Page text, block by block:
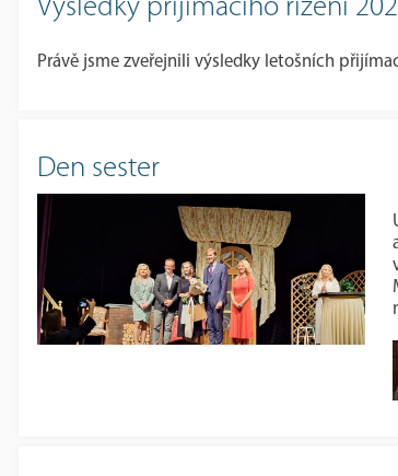
Výsledky přijímacího řízení
Právě jsme zveřejnili výsledky letošních
Den sester